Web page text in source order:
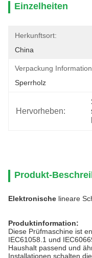
Einzelheiten
Herkunftsort:
China
Verpackung
Sperrholz
Hervorheben:
Produkt-
Elektronische lineare
Produktinformation:
Diese Prüfmaschine ist
IEC61058.1 und
Haushalt passend und
Installationen schalten